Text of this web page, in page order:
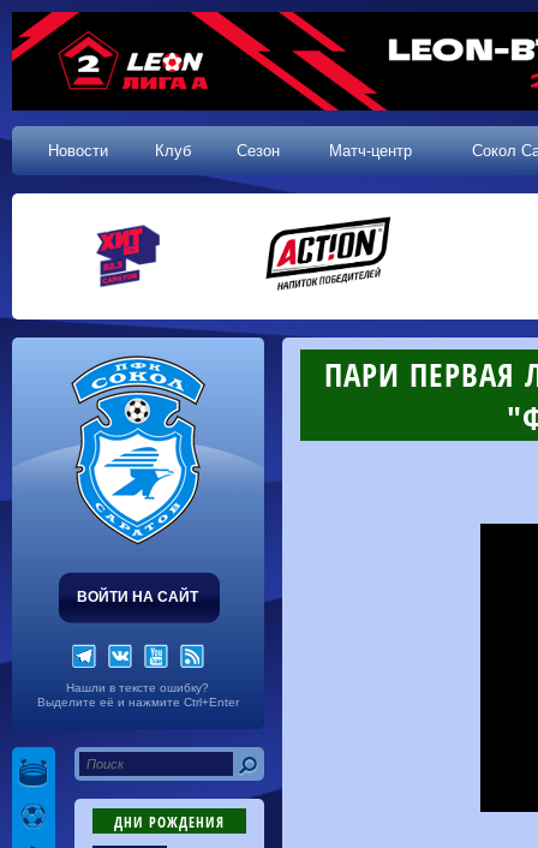
Новости Клуб Сезон Матч-центр Сокол
ВОЙТИ НА САЙТ
Нашли в тексте ошибку?
Выделите её и нажмите Ctrl+Enter
ДНИ РОЖДЕНИЯ
ПАРИ ПЕРВАЯ